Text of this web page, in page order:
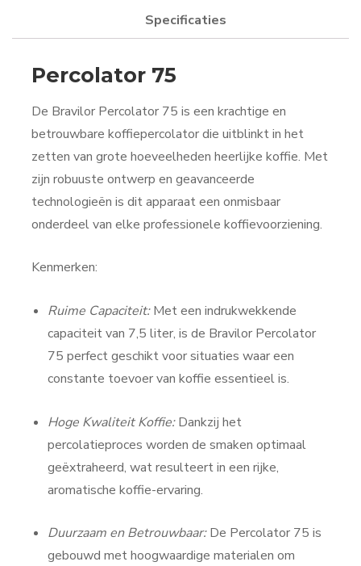
Specificaties
Percolator 75
De Bravilor Percolator 75 is een krachtige en
betrouwbare koffiepercolator die uitblinkt in het
zetten van grote hoeveelheden heerlijke koffie. Met
zijn robuuste ontwerp en geavanceerde
technologieën is dit apparaat een onmisbaar
onderdeel van elke professionele koffievoorziening.
Kenmerken:
Ruime Capaciteit:Met een indrukwekkende
capaciteit van 7,5 liter, is de Bravilor Percolator
75 perfect geschikt voor situaties waar een
constante toevoer van koffie essentieel is.
Hoge Kwaliteit Koffie:Dankzij het
percolatieproces worden de smaken optimaal
geëxtraheerd, wat resulteert in een rijke,
aromatische koffie-ervaring.
Duurzaam en Betrouwbaar:De Percolator 75 is
gebouwd met hoogwaardige materialen om